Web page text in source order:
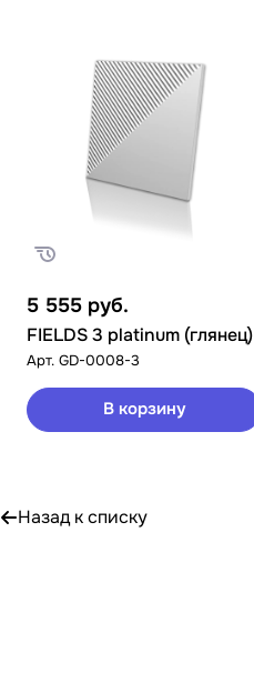
5 555 руб.
FIELDS 3 platinum (глянец)
Арт. GD-0008-3
В корзину
Назад к списку